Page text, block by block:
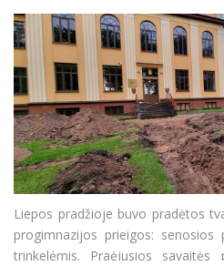
Liepos pradžioje buvo pradėtos
progimnazijos prieigos: senosios
trinkelėmis. Praėjusios savaitės